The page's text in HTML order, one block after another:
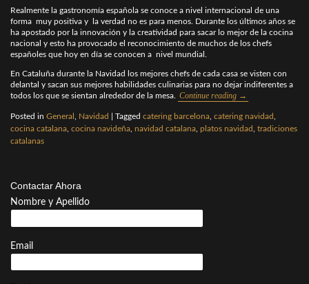
Realmente la gastronomía española se conoce a nivel internacional de una
forma muy positiva y la verdad no es para menos. Durante los últimos años se
ha apostado por la innovación y la creatividad para sacar lo mejor de la cocina
nacional y esto ha provocado el reconocimiento de muchos de los chefs
españoles que hoy en día se conocen a nivel mundial.
En Cataluña durante la Navidad los mejores chefs de cada casa se visten con
delantal y sacan sus mejores habilidades culinarias para no dejar indiferentes a
todos los que se sientan alrededor de la mesa.
Continue reading →
Posted in General Navidad Tagged catering barcelona catering navidad
cocina catalana cocina navideña navidad catalana platos navidad
tradiciones
catalanas
Contactar Ahora
Nombre y Apellido
Email